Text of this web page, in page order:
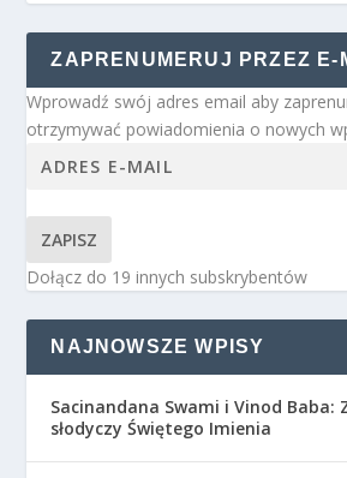
ZAPRENUMERUJ PRZEZ E-
Wprowadź swój adres email aby
otrzymywać powiadomienia o nowych
ZAPISZ
Dołącz do 19 innych subskrybentów
NAJNOWSZE WPISY
Sacinandana Swami i Vinod Baba:
słodyczy Świętego Imienia